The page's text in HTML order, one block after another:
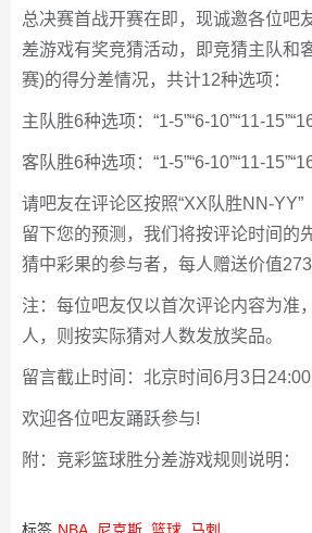
总决赛首战开赛在即，现诚邀各位吧
差游戏有奖竞猜活动，即竞猜主队和
赛)的得分差情况，共计12种选项：
主队胜6种选项：“1-5”“6-10”“11-
客队胜6种选项：“1-5”“6-10”“11-
请吧友在评论区按照“XX队胜NN-YY”
留下您的预测，我们将按评论时间的
猜中彩果的参与者，每人赠送价值
注：每位吧友仅以首次评论内容为准
人，则按实际猜对人数发放奖品。
留言截止时间：北京时间6月3日24:00
欢迎各位吧友踊跃参与!
附：竞彩篮球胜分差游戏规则说明：